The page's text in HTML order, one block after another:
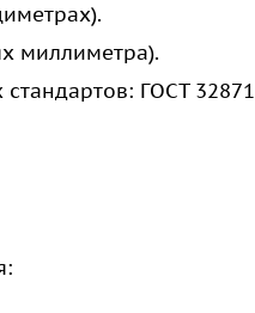
миллиметра).
стандартов: ГОСТ